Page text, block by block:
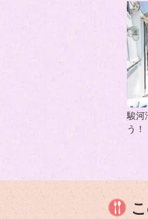
駿河
う！